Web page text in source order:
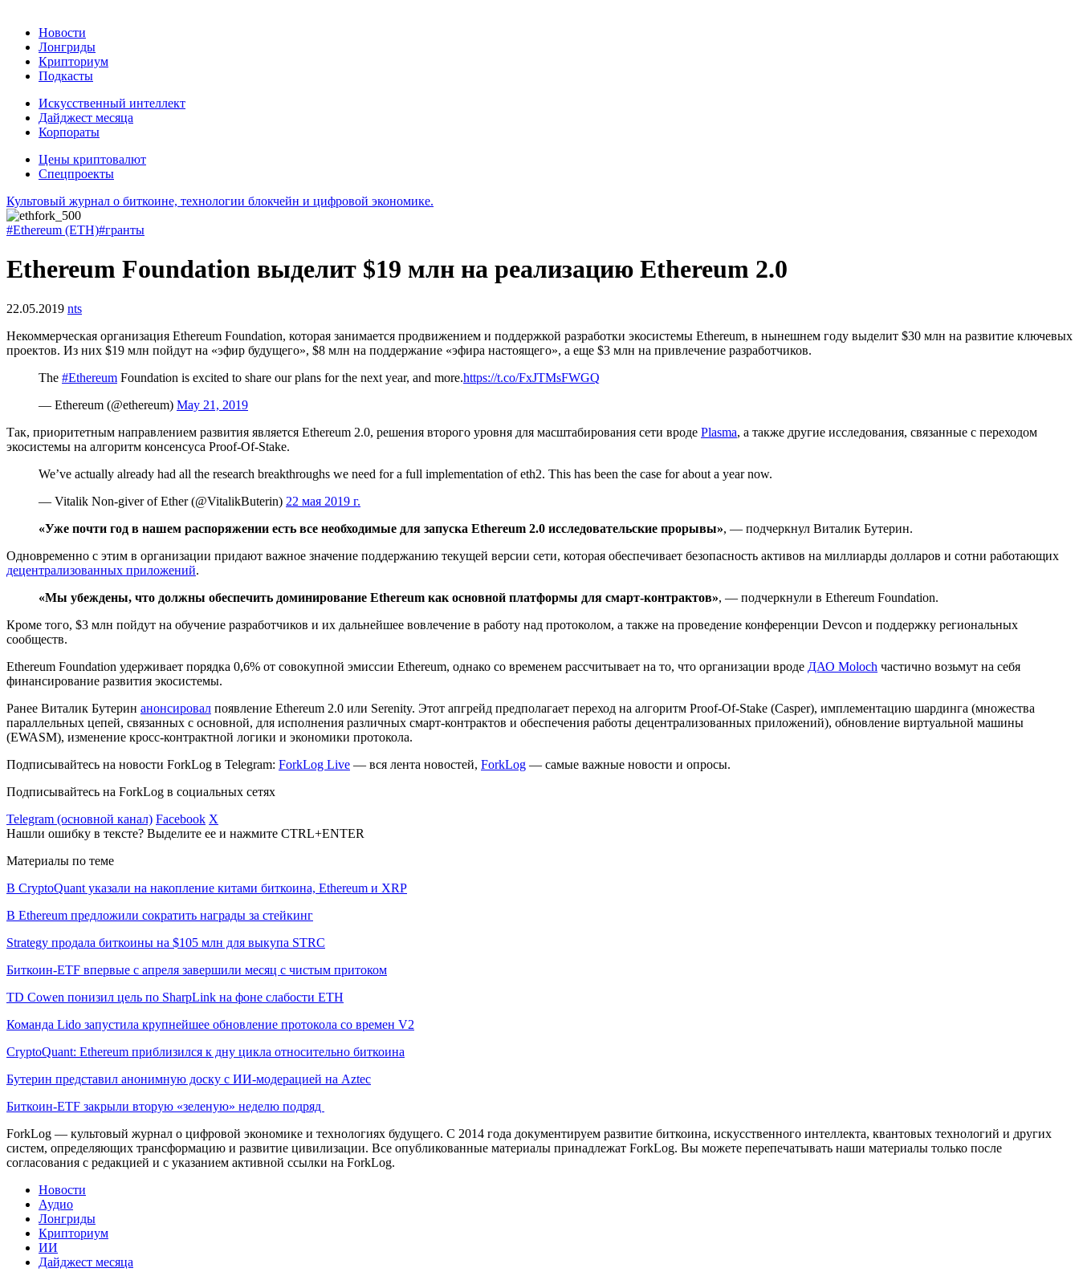
Новости
Лонгриды
Крипториум
Подкасты
Искусственный интеллект
Дайджест месяца
Корпораты
Цены криптовалют
Спецпроекты
Культовый журнал о биткоине, технологии блокчейн и цифровой экономике.
#Ethereum (ETH)#гранты
Ethereum Foundation выделит $19 млн на реализацию Ethereum 2.0
22.05.2019 nts
Некоммерческая организация Ethereum Foundation, которая занимается продвижением и поддержкой разработки экосистемы Ethereum, в нынешнем году выделит $30 млн на развитие ключевых
проектов. Из них $19 млн пойдут на «эфир будущего», $8 млн на поддержание «эфира настоящего», а еще $3 млн на привлечение разработчиков.
The #Ethereum Foundation is excited to share our plans for the next year, and more.https://t.co/FxJTMsFWGQ
— Ethereum (@ethereum) May 21, 2019
Так, приоритетным направлением развития является Ethereum 2.0, решения второго уровня для масштабирования сети вроде Plasma, а также другие исследования, связанные с переходом
экосистемы на алгоритм консенсуса Proof-Of-Stake.
We’ve actually already had all the research breakthroughs we need for a full implementation of eth2. This has been the case for about a year now.
— Vitalik Non-giver of Ether (@VitalikButerin) 22 мая 2019 г.
«Уже почти год в нашем распоряжении есть все необходимые для запуска Ethereum 2.0 исследовательские прорывы», — подчеркнул Виталик Бутерин.
Одновременно с этим в организации придают важное значение поддержанию текущей версии сети, которая обеспечивает безопасность активов на миллиарды долларов и сотни работающих
децентрализованных приложений.
«Мы убеждены, что должны обеспечить доминирование Ethereum как основной платформы для смарт-контрактов», — подчеркнули в Ethereum Foundation.
Кроме того, $3 млн пойдут на обучение разработчиков и их дальнейшее вовлечение в работу над протоколом, а также на проведение конференции Devcon и поддержку региональных
сообществ.
Ethereum Foundation удерживает порядка 0,6% от совокупной эмиссии Ethereum, однако со временем рассчитывает на то, что организации вроде ДАО Moloch частично возьмут на себя
финансирование развития экосистемы.
Ранее Виталик Бутерин анонсировал появление Ethereum 2.0 или Serenity. Этот апгрейд предполагает переход на алгоритм Proof-Of-Stake (Casper), имплементацию шардинга (множества
параллельных цепей, связанных с основной, для исполнения различных смарт-контрактов и обеспечения работы децентрализованных приложений), обновление виртуальной машины
(EWASM), изменение кросс-контрактной логики и экономики протокола.
Подписывайтесь на новости ForkLog в Telegram: ForkLog Live — вся лента новостей, ForkLog — самые важные новости и опросы.
Подписывайтесь на ForkLog в социальных сетях
Telegram (основной канал) Facebook X
Нашли ошибку в тексте? Выделите ее и нажмите CTRL+ENTER
Материалы по теме
В CryptoQuant указали на накопление китами биткоина, Ethereum и XRP
В Ethereum предложили сократить награды за стейкинг
Strategy продала биткоины на $105 млн для выкупа STRC
Биткоин-ETF впервые с апреля завершили месяц с чистым притоком
TD Cowen понизил цель по SharpLink на фоне слабости ETH
Команда Lido запустила крупнейшее обновление протокола со времен V2
CryptoQuant: Ethereum приблизился к дну цикла относительно биткоина
Бутерин представил анонимную доску с ИИ-модерацией на Aztec
Биткоин-ETF закрыли вторую «зеленую» неделю подряд
ForkLog — культовый журнал о цифровой экономике и технологиях будущего. С 2014 года документируем развитие биткоина, искусственного интеллекта, квантовых технологий и других
систем, определяющих трансформацию и развитие цивилизации. Все опубликованные материалы принадлежат ForkLog. Вы можете перепечатывать наши материалы только после
согласования с редакцией и с указанием активной ссылки на ForkLog.
Новости
Аудио
Лонгриды
Крипториум
ИИ
Дайджест месяца